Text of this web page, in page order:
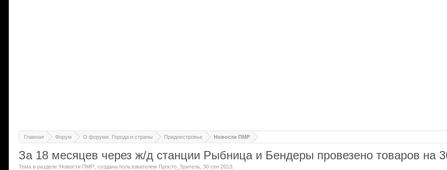
Главная Форум О форуме. Города и страны Приднестровье Новости ПМР
За 18 месяцев через ж/д станции Рыбница и Бендеры провезено товаров на
Тема в разделе 'Новости ПМР' , создана пользователем Просто_Зритель ,30 сен 2013